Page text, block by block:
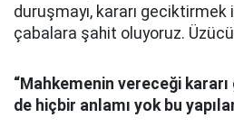
duruşmayı, kararı
çabalara şahit oluyoruz.
“Mahkemenin vereceği
de hiçbir anlamı yok bu